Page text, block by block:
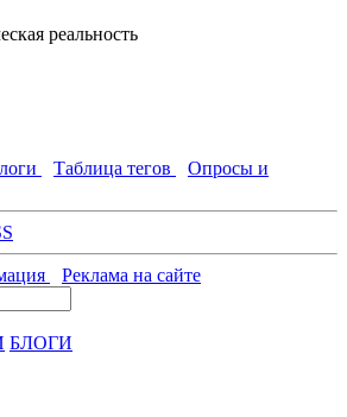
реальность
Таблица тегов
Опросы и
Реклама на сайте
БЛОГИ